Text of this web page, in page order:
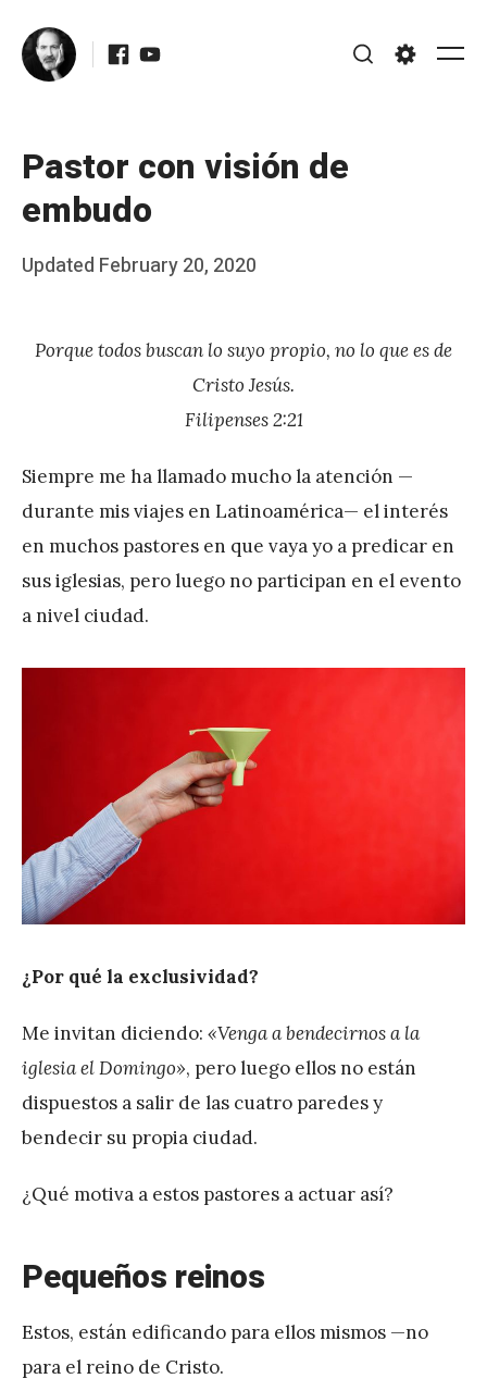
content
Facebook
Youtube
Pastor con visión de
embudo
Posted
Updated February 20, 2020
b
J
é
r
e
z
Porque todos buscan lo suyo propio, no lo que es de
Cristo Jesús.
Filipenses 2:21
Siempre me ha llamado mucho la atención —
durante mis viajes en Latinoamérica— el interés
en muchos pastores en que vaya yo a predicar en
sus iglesias, pero luego no participan en el evento
a nivel ciudad.
¿Por qué la exclusividad?
Me invitan diciendo: «Venga a bendecirnos a la
iglesia el Domingo», pero luego ellos no están
dispuestos a salir de las cuatro paredes y
bendecir su propia ciudad.
¿Qué motiva a estos pastores a actuar así?
Pequeños reinos
Estos, están edificando para ellos mismos —no
para el reino de Cristo.